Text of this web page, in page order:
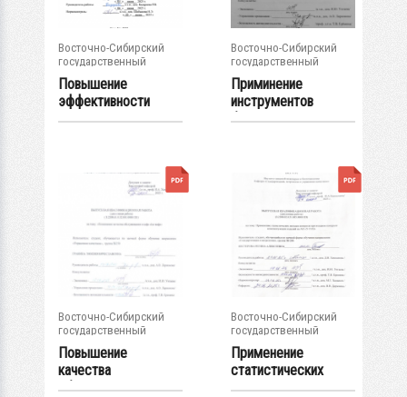
Восточно-Сибирский
государственный
университет...
Повышение
эффективности
использования
Восточно-Сибирский
государственный
университет...
Приминение
инструментов
бережливого
Восточно-Сибирский
государственный
университет...
Повышение
качества
обслуживания в "Ice-
Восточно-Сибирский
государственный
университет...
Применение
статистических
методов контроля